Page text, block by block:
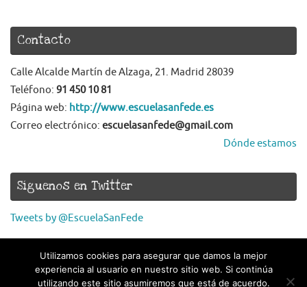
Contacto
Calle Alcalde Martín de Alzaga, 21. Madrid 28039
Teléfono: 91 450 10 81
Página web: http://www.escuelasanfede.es
Correo electrónico: escuelasanfede@gmail.com
Dónde estamos
Síguenos en Twitter
Tweets by @EscuelaSanFede
Utilizamos cookies para asegurar que damos la mejor
experiencia al usuario en nuestro sitio web. Si continúa
utilizando este sitio asumiremos que está de acuerdo.